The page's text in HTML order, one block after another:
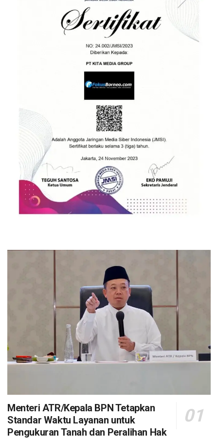
Menteri ATR/Kepala BPN Tetapkan
Standar Waktu Layanan untuk
Pengukuran Tanah dan Peralihan Hak